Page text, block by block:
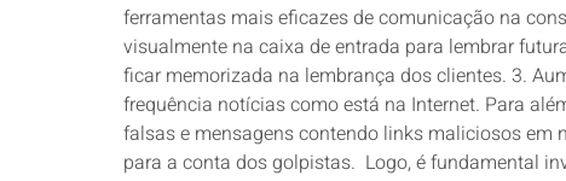
ferramentas mais eficazes de comunicação na
visualmente na caixa de entrada para lembrar
ficar memorizada na lembrança dos clientes. 3.
frequência notícias como está na Internet. Para
falsas e mensagens contendo links maliciosos em
para a conta dos golpistas. Logo, é fundamental